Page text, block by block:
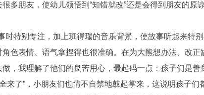
多朋友，使幼儿领悟到“知错就改”还是会得到朋友的原
特别专注，加上班得瑞的音乐背景，使故事听起来特
色表情、语气拿捏得也很准确。在为大熊想办法、改正
，我理解了他们的良苦用心，最起码一点：孩子们是善
来了”，小朋友们也情不自禁地鼓起掌来，这说明孩子们